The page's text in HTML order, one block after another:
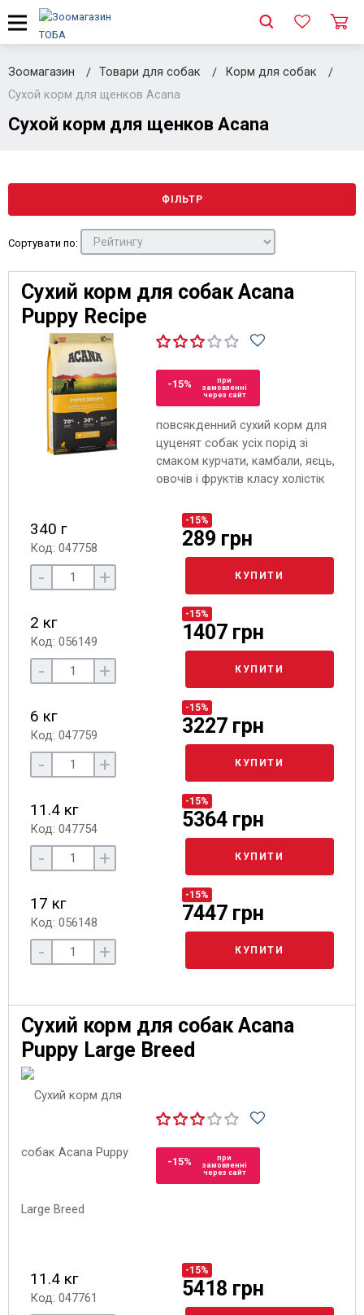
Зоомагазин Товари для собак
Корм для собак
Сухой корм для щенков Acana
Сухой корм для щенков Acana
ФІЛЬТР
Сортувати по:
Сухий корм для собак Acana
Puppy Recipe
-15%
при
замовленні
через сайт
повсякденний сухий корм для
цуценят собак усіх порід зі
смаком курчати, камбали, яєць,
овочів і фруктів класу холістік
340 г
Код: 047758
-15%
289 грн
- + КУПИТИ
2 кг
Код: 056149
-15%
1407 грн
- + КУПИТИ
6 кг
Код: 047759
-15%
3227 грн
- + КУПИТИ
11.4 кг
Код: 047754
-15%
5364 грн
- + КУПИТИ
17 кг
Код: 056148
-15%
7447 грн
- + КУПИТИ
Сухий корм для собак Acana
Puppy Large Breed
-15%
при
замовленні
через сайт
11.4 кг
Код: 047761
-15%
5418 грн